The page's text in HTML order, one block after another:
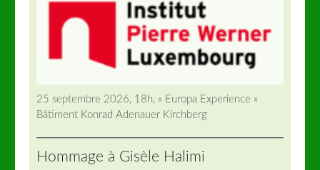
25 septembre 2026, 18h, « Europa Experience »
Bâtiment Konrad Adenauer Kirchberg
Hommage à Gisèle Halimi